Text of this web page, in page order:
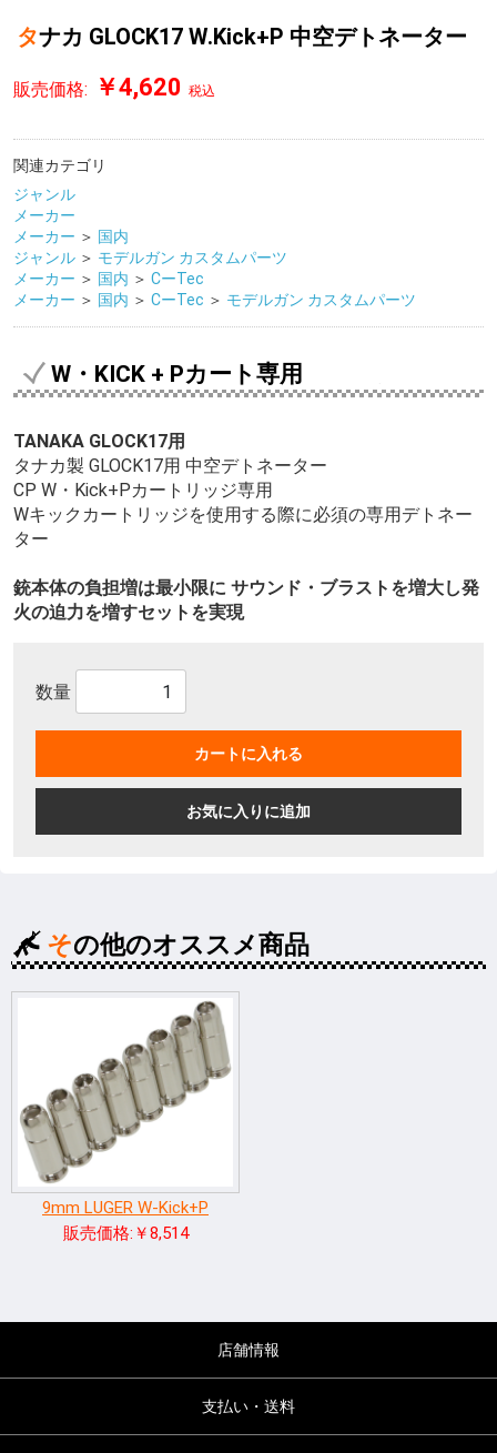
タナカ GLOCK17 W.Kick+P 中空デトネーター
販売価格: ￥4,620 税込
関連カテゴリ
ジャンル
メーカー
メーカー ＞ 国内
ジャンル ＞ モデルガン カスタムパーツ
メーカー ＞ 国内 ＞ CーTec
メーカー ＞ 国内 ＞ CーTec ＞ モデルガン カスタムパーツ
W・KICK + Pカート専用
TANAKA GLOCK17用
タナカ製 GLOCK17用 中空デトネーター
CP W・Kick+Pカートリッジ専用
Wキックカートリッジを使用する際に必須の専用デトネー
ター
銃本体の負担増は最小限に サウンド・ブラストを増大し発
火の迫力を増すセットを実現
数量
カートに入れる
お気に入りに追加
その他のオススメ商品
9mm LUGER W-Kick+P
販売価格:￥8,514
店舗情報
支払い・送料